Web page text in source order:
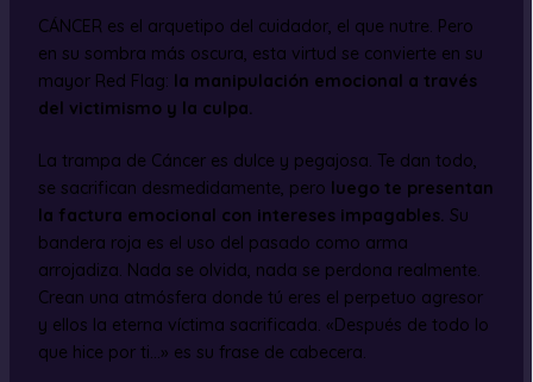
CÁNCER es el arquetipo del cuidador, el que nutre. Pero
en su sombra más oscura, esta virtud se convierte en su
mayor Red Flag: la manipulación emocional a través
del victimismo y la culpa.
La trampa de Cáncer es dulce y pegajosa. Te dan todo,
se sacrifican desmedidamente, pero luego te presentan
la factura emocional con intereses impagables. Su
bandera roja es el uso del pasado como arma
arrojadiza. Nada se olvida, nada se perdona realmente.
Crean una atmósfera donde tú eres el perpetuo agresor
y ellos la eterna víctima sacrificada. «Después de todo lo
que hice por ti…» es su frase de cabecera.